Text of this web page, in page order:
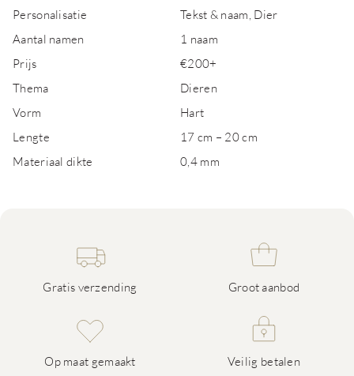
Personalisatie
Tekst & naam, Dier
Aantal namen
1 naam
Prijs
€200+
Thema
Dieren
Vorm
Hart
Lengte
17 cm – 20 cm
Materiaal dikte
0,4 mm
Gratis verzending Groot aanbod
Op maat gemaakt Veilig betalen